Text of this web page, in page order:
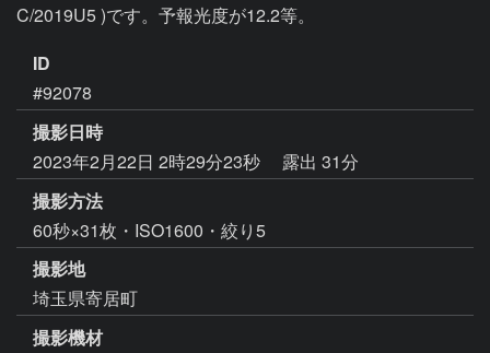
C/2019U5 )です。予報光度が12.2等。
ID
#92078
撮影日時
2023年2月22日 2時29分23秒
露出 31分
撮影方法
60秒×31枚・ISO1600・絞り5
撮影地
埼玉県寄居町
撮影機材